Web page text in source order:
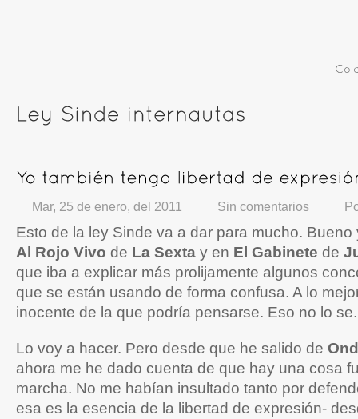
Mar, 25 de enero, del 2011 Sin comentarios
Esto de la ley Sinde va a dar para mucho. Bueno
Al Rojo Vivo de La Sexta y en El Gabinete de
que iba a explicar más prolijamente algunos
que se están usando de forma confusa. A lo
inocente de la que podría pensarse. Eso no lo se.
Lo voy a hacer. Pero desde que he salido de
ahora me he dado cuenta de que hay una cosa
marcha. No me habían insultado tanto por
esa es la esencia de la libertad de expresión-